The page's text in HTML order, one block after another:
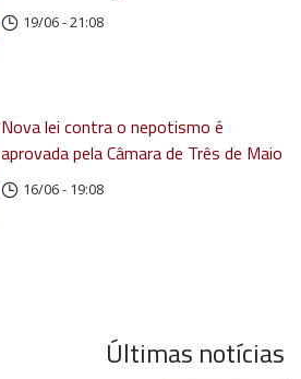
19/06 - 21:08
Nova lei contra o nepotismo é
aprovada pela Câmara de Três de Maio
16/06 - 19:08
Últimas notícias